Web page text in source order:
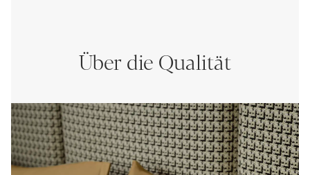
Über die Qualität